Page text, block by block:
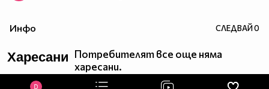
Инфо СЛЕДВАЙ0
Харесани Потребителят все още няма
харесани.